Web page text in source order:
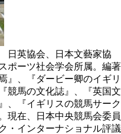
英協会、日本文藝家協
ポーツ社会学会所属。編著
』、『ダービー卿のイギリ
競馬の文化誌』、『英国文
、『イギリスの競馬サーク
現在、日本中央競馬会委員
・インターナショナル評議